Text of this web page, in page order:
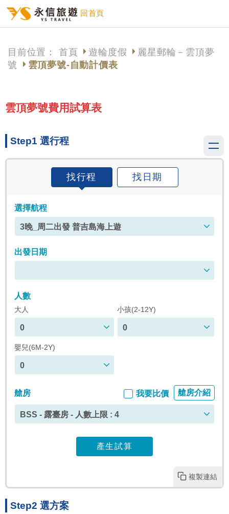
回首頁
目前位置： 首頁 遊輪度假
麗星郵輪－雲頂夢
號
雲頂夢號-自動計價表
雲頂夢號費用試算表
Step1 選行程
找行程 找日期
選擇航程
3晚_周二出發 普吉島海上遊
出發日期
人數
大人
0
小孩(2-12Y)
0
嬰兒(6M-2Y)
0
艙房 我要比價 艙房介紹
BSS - 露臺房 - 人數上限 : 4
產生試算
複製連結
Step2 選方案